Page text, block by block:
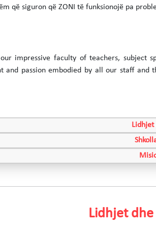
që siguron që ZONI të funksionojë pa
impressive faculty of teachers, subject
and passion embodied by all our staff
Lidhjet